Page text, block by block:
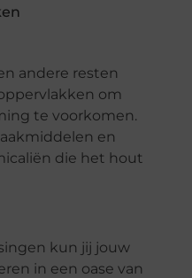
andere resten
om
te voorkomen.
en
die het hout
kun jij jouw
in een oase van